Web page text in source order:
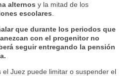
alternos y la mitad de los
escolares
que durante los periodos que
con el progenitor no
seguir entregando la pensión
el Juez puede limitar o suspender el